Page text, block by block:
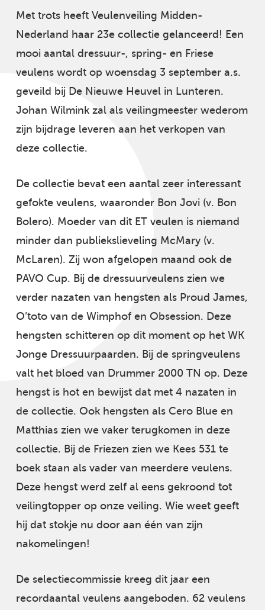
Met trots heeft Veulenveiling Midden-
Nederland haar 23e collectie gelanceerd! Een
mooi aantal dressuur-, spring- en Friese
veulens wordt op woensdag 3 september a.s.
geveild bij De Nieuwe Heuvel in Lunteren.
Johan Wilmink zal als veilingmeester wederom
zijn bijdrage leveren aan het verkopen van
deze collectie.
De collectie bevat een aantal zeer interessant
gefokte veulens, waaronder Bon Jovi (v. Bon
Bolero). Moeder van dit ET veulen is niemand
minder dan publiekslieveling McMary (v.
McLaren). Zij won afgelopen maand ook de
PAVO Cup. Bij de dressuurveulens zien we
verder nazaten van hengsten als Proud James,
O’toto van de Wimphof en Obsession. Deze
hengsten schitteren op dit moment op het WK
Jonge Dressuurpaarden. Bij de springveulens
valt het bloed van Drummer 2000 TN op. Deze
hengst is hot en bewijst dat met 4 nazaten in
de collectie. Ook hengsten als Cero Blue en
Matthias zien we vaker terugkomen in deze
collectie. Bij de Friezen zien we Kees 531 te
boek staan als vader van meerdere veulens.
Deze hengst werd zelf al eens gekroond tot
veilingtopper op onze veiling. Wie weet geeft
hij dat stokje nu door aan één van zijn
nakomelingen!
De selectiecommissie kreeg dit jaar een
recordaantal veulens aangeboden. 62 veulens